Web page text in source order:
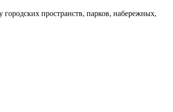
пространств, парков, набережных,